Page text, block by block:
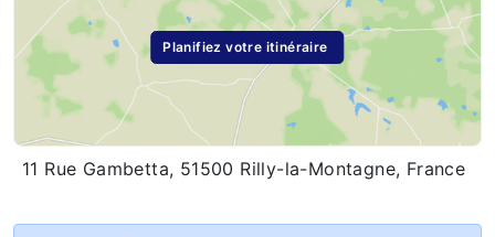
Planifiez votre itinéraire
11 Rue Gambetta, 51500 Rilly-la-Montagne, France